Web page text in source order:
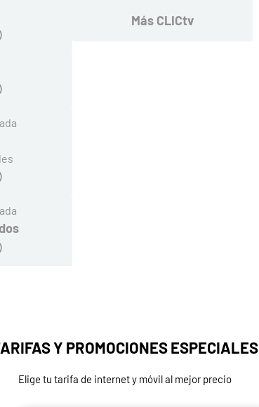
Más CLICtv
Y PROMOCIONES ESPECIALES
Elige tu tarifa de internet y móvil al mejor precio